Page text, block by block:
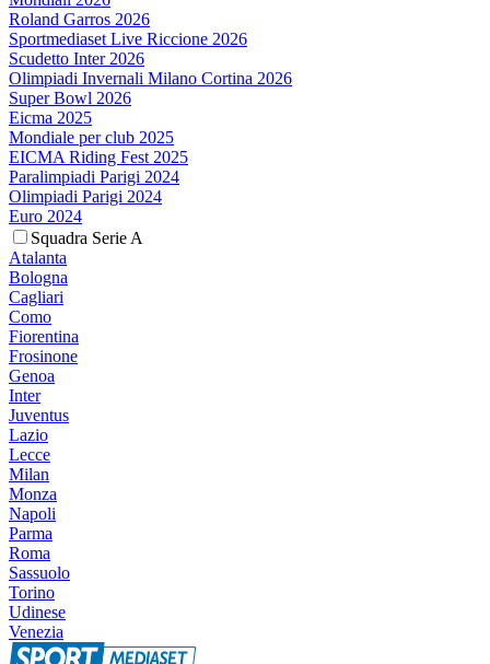
Roland Garros 2026
Sportmediaset Live Riccione 2026
Scudetto Inter 2026
Olimpiadi Invernali Milano Cortina 2026
Super Bowl 2026
Eicma 2025
Mondiale per club 2025
EICMA Riding Fest 2025
Paralimpiadi Parigi 2024
Olimpiadi Parigi 2024
Euro 2024
Squadra Serie A
Atalanta
Bologna
Cagliari
Como
Fiorentina
Frosinone
Genoa
Inter
Juventus
Lazio
Lecce
Milan
Monza
Napoli
Parma
Roma
Sassuolo
Torino
Udinese
Venezia